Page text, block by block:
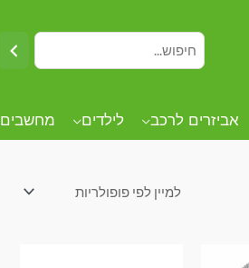
אביזרים לרכב לילדים מחשבים